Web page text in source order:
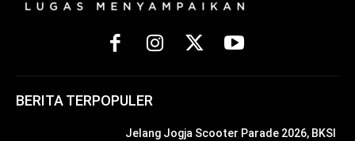
BERITA TERPOPULER
Jelang Jogja Scooter Parade 2026, BKSI